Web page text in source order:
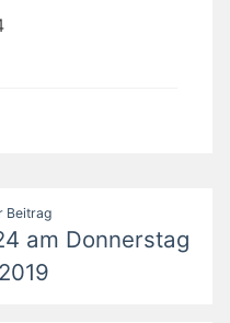
Beitrag
am Donnerstag